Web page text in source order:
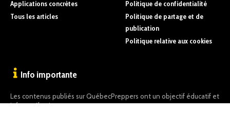
Applications concrètes
Tous les articles
Politique de confidentialité
Politique de partage et de
publication
Politique relative aux cookies
Info importante
Les contenus publiés sur QuébecPreppers ont un objectif éducatif et
informatif uniquement.